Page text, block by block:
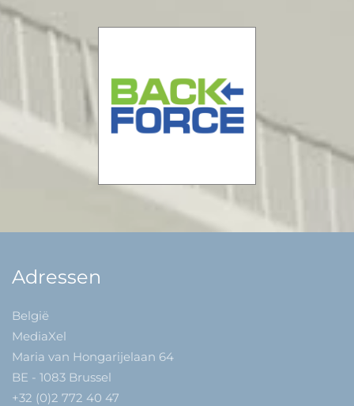
Adressen
België
MediaXel
Maria van Hongarijelaan 64
BE - 1083 Brussel
+32 (0)2 772 40 47